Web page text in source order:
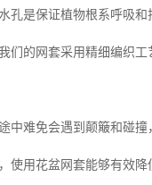
是保证植物根系呼吸
的网套采用精细编织
难免会遇到颠簸和碰
用花盆网套能够有效降